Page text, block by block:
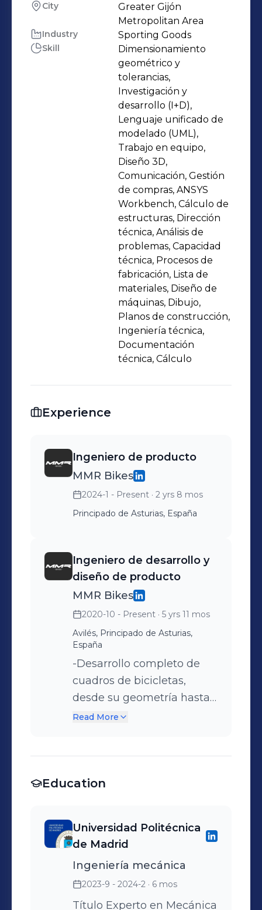
desarrollado competencias
fundamentales en el diseño y
desarrollo de productos. Actualmente,
desempeño el rol de Ingeniero de
Producto y responsable de compras
en MMR Bikes, donde aplico mi
conocimiento en diseño de cuadros
de bicicletas, modelado 3D y cálculo
de sistemas de suspensión,
asegurando productos de alta calidad
reciente, he contribuido a la mejora
continua de procesos de producción y
supervisión técnica, en colaboración
con equipos de diseño y fabricantes
internacionales. Mi trabajo refleja un
enfoque en el cumplimiento
normativo y la innovación técnica,
buscando siempre optimizar cada
etapa de desarrollo. Estoy motivado
por la oportunidad de crear
soluciones ingenieriles que se alineen
con los valores de excelencia y
City
Greater Gijón
Metropolitan Area
Industry Sporting Goods
Skill
Dimensionamiento
geométrico y
tolerancias,
Investigación y
desarrollo (I+D),
Lenguaje unificado de
modelado (UML),
Trabajo en equipo,
Diseño 3D,
Comunicación, Gestión
de compras, ANSYS
Workbench, Cálculo de
estructuras, Dirección
técnica, Análisis de
problemas, Capacidad
técnica, Procesos de
fabricación, Lista de
materiales, Diseño de
máquinas, Dibujo,
Planos de construcción,
Ingeniería técnica,
Documentación
técnica, Cálculo
Experience
Ingeniero de producto
MMR Bikes
2024-1 - Present · 2 yrs 8 mos
Principado de Asturias, España
Ingeniero de desarrollo y
diseño de producto
MMR Bikes
2020-10 - Present · 5 yrs 11 mos
Avilés, Principado de Asturias,
España
-Desarrollo completo de
cuadros de bicicletas,
desde su geometría hasta
el modelado 3D (a partir de
sistemas de suspensión en
cuadros y partes de
aluminio. Cálculo y
dimensionado de puntos
de giro (ejes y
rodamientos). -Diseño de
Read More
Education
Universidad Politécnica
de Madrid
Ingeniería mecánica
2023-9 - 2024-2 · 6 mos
Título Experto en Mecánica